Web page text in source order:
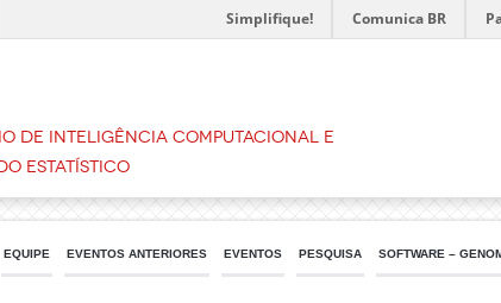
Simplifique! Comunica BR
de Inteligência Computacional e
Estatístico
EQUIPE EVENTOS ANTERIORES EVENTOS PESQUISA SOFTWARE –